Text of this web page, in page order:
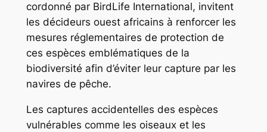
cordonné par BirdLife International, invitent
les décideurs ouest africains à renforcer les
mesures réglementaires de protection de
ces espèces emblématiques de la
biodiversité afin d’éviter leur capture par les
navires de pêche.
Les captures accidentelles des espèces
vulnérables comme les oiseaux et les